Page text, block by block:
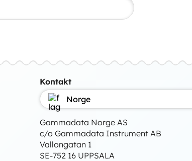
Kontakt
Norge
Gammadata Norge AS
c/o Gammadata Instrument AB
Vallongatan 1
SE-752 16 UPPSALA